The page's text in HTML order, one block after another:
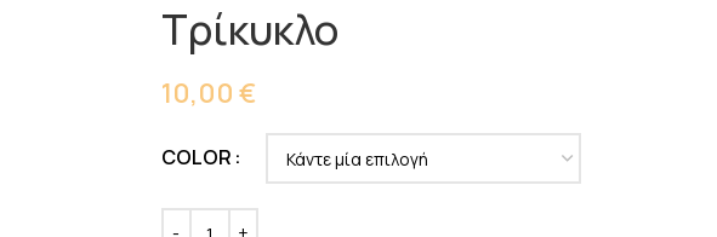
Τρίκυκλο
10,00 €
COLOR